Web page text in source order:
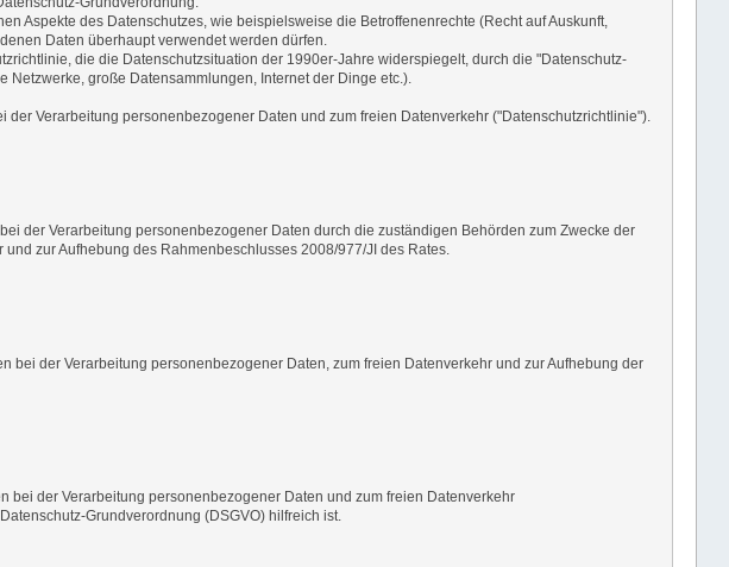
Aspekte des Datenschutzes, wie beispielsweise die Betroffenenrechte (Recht auf Auskunft,
Daten überhaupt verwendet werden dürfen.
die die Datenschutzsituation der 1990er-Jahre widerspiegelt, durch die "Datenschutz-
große Datensammlungen, Internet der Dinge etc.).
Verarbeitung personenbezogener Daten und zum freien Datenverkehr ("Datenschutzrichtlinie").
der Verarbeitung personenbezogener Daten durch die zuständigen Behörden zum Zwecke der
zur Aufhebung des Rahmenbeschlusses 2008/977/JI des Rates.
der Verarbeitung personenbezogener Daten, zum freien Datenverkehr und zur Aufhebung der
bei der Verarbeitung personenbezogener Daten und zum freien Datenverkehr
Grundverordnung (DSGVO) hilfreich ist.